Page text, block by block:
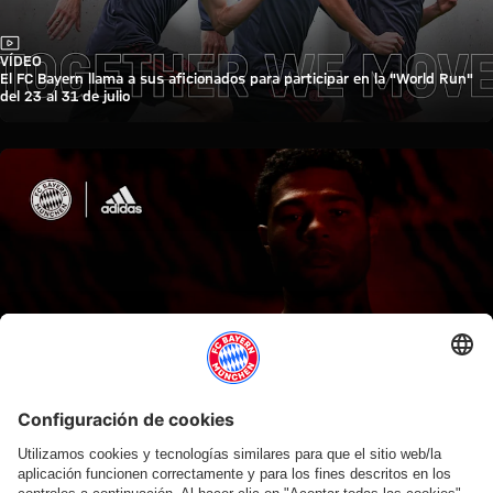
Vídeo
VÍDEO
El FC Bayern llama a sus aficionados para participar en la "World Run"
del 23 al 31 de julio
¡MOTIVACIÓN PARA LA FASE FINAL DE LA UCL!